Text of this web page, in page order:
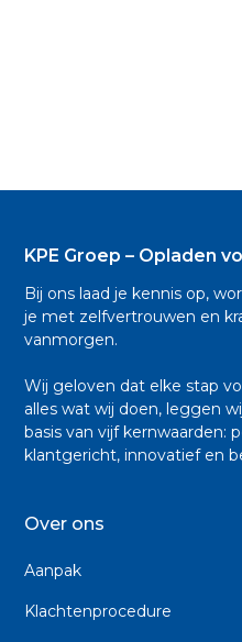
KPE Groep – Opladen
Bij ons laad je kennis op,
je met zelfvertrouwen en
vanmorgen.
Wij geloven dat elke stap
alles wat wij doen, leggen
basis van vijf kernwaarden:
klantgericht, innovatief en
Over ons
Aanpak
Klachtenprocedure